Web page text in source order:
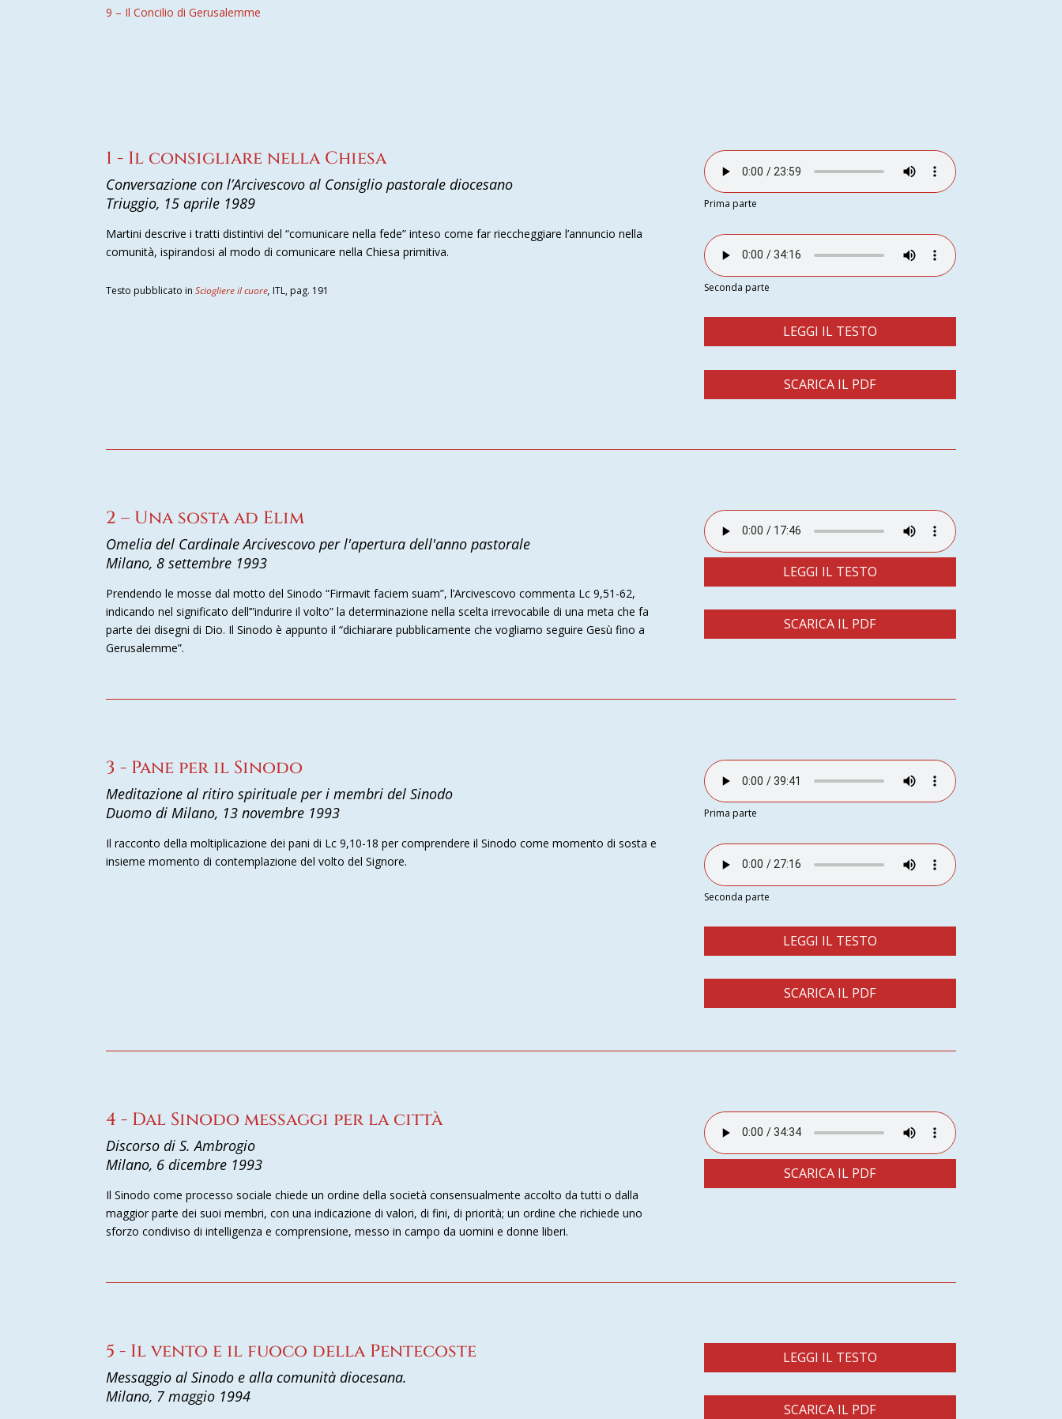
9 – Il Concilio di Gerusalemme
1 - Il consigliare nella Chiesa
Conversazione con l’Arcivescovo al Consiglio pastorale diocesano
Triuggio, 15 aprile 1989
Martini descrive i tratti distintivi del “comunicare nella fede” inteso come far rieccheggiare l’annuncio nella
comunità, ispirandosi al modo di comunicare nella Chiesa primitiva.
Testo pubblicato in Sciogliere il cuore, ITL, pag. 191
Prima parte
Seconda parte
LEGGI IL TESTO
SCARICA IL PDF
2 – Una sosta ad Elim
Omelia del Cardinale Arcivescovo per l'apertura dell'anno pastorale
Milano, 8 settembre 1993
Prendendo le mosse dal motto del Sinodo “Firmavit faciem suam”, l’Arcivescovo commenta Lc 9,51-62,
indicando nel significato dell’”indurire il volto” la determinazione nella scelta irrevocabile di una meta che fa
parte dei disegni di Dio. Il Sinodo è appunto il “dichiarare pubblicamente che vogliamo seguire Gesù fino a
Gerusalemme”.
LEGGI IL TESTO
SCARICA IL PDF
3 - Pane per il Sinodo
Meditazione al ritiro spirituale per i membri del Sinodo
Duomo di Milano, 13 novembre 1993
Il racconto della moltiplicazione dei pani di Lc 9,10-18 per comprendere il Sinodo come momento di sosta e
insieme momento di contemplazione del volto del Signore.
Prima parte
Seconda parte
LEGGI IL TESTO
SCARICA IL PDF
4 - Dal Sinodo messaggi per la città
Discorso di S. Ambrogio
Milano, 6 dicembre 1993
Il Sinodo come processo sociale chiede un ordine della società consensualmente accolto da tutti o dalla
maggior parte dei suoi membri, con una indicazione di valori, di fini, di priorità; un ordine che richiede uno
sforzo condiviso di intelligenza e comprensione, messo in campo da uomini e donne liberi.
SCARICA IL PDF
5 - Il vento e il fuoco della Pentecoste
Messaggio al Sinodo e alla comunità diocesana.
Milano, 7 maggio 1994
LEGGI IL TESTO
SCARICA IL PDF